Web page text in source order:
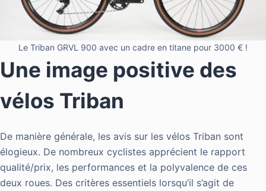
Le Triban GRVL 900 avec un cadre en titane pour 3000 € !
Une image positive des
vélos Triban
De manière générale, les avis sur les vélos Triban sont
élogieux. De nombreux cyclistes apprécient le rapport
qualité/prix, les performances et la polyvalence de ces
deux roues. Des critères essentiels lorsqu’il s’agit de